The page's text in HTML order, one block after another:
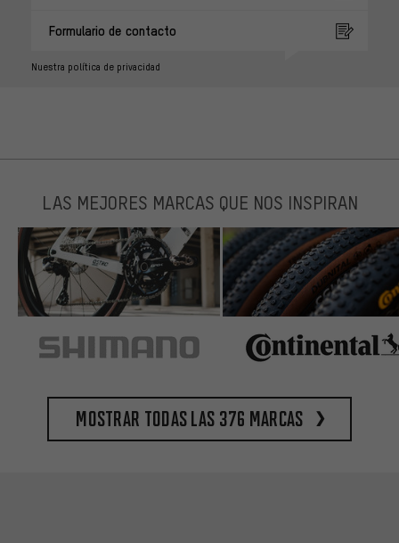
Formulario de contacto
Nuestra política de privacidad
LAS MEJORES MARCAS QUE NOS INSPIRAN
Mostrar todas las 376 marcas